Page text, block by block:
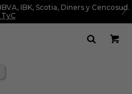
IBK, Scotia, Diners y Cencosud.